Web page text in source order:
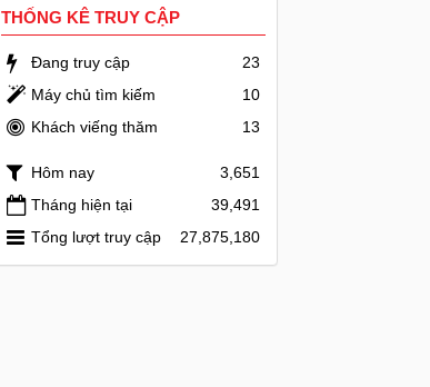
THỐNG KÊ TRUY CẬP
Đang truy cập
23
Máy chủ tìm kiếm
10
Khách viếng thăm
13
Hôm nay
3,651
Tháng hiện tại
39,491
Tổng lượt truy cập
27,875,180